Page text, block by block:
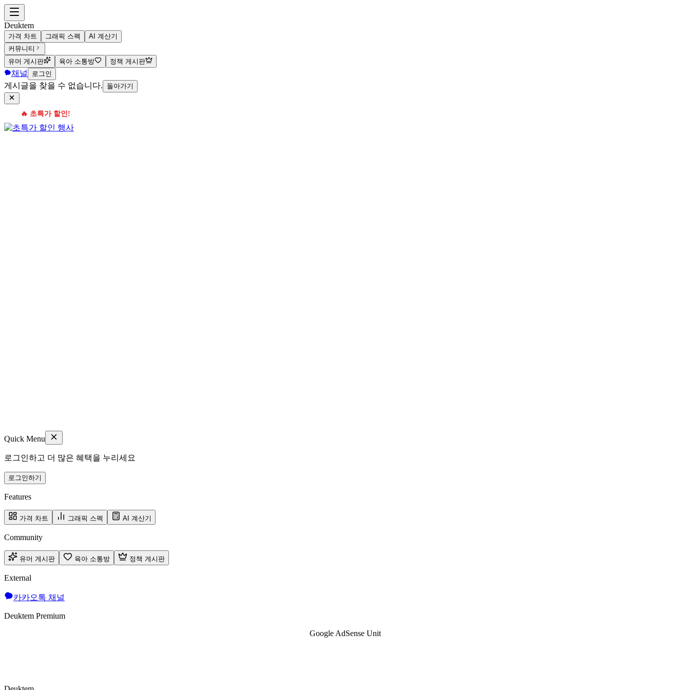
Deuktem
가격 차트 그래픽 스펙
AI 계산기
커뮤니티
유머 게시판
육아 소통방 정책 게시판
채널 로그인
게시글을 찾을 수 없습니다. 돌아가기
🔥 초특가 할인!
Quick Menu
로그인하고 더 많은 혜택을 누리세요
로그인하기
Features
가격 차트 그래픽 스펙 AI 계산기
Community
유머 게시판 육아 소통방 정책 게시판
External
카카오톡 채널
Deuktem Premium
Google AdSense Unit